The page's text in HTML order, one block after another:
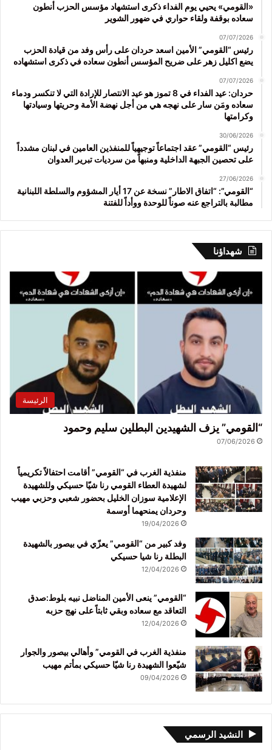
«القومي» يحيي يوم الفداء ذكرى استشهاد مؤسس الحزب أنطون
سعاده بوقفة ولقاء حواري في ضهور الشوير
07/07/2026
رئيس “القومي” الأمين اسعد حردان على رأس وفد من قيادة الحزب
يضع اكليل زهر على ضريح المؤسس أنطون سعاده في ذكرى استشهاده
07/07/2026
حردان: عيد الفداء في 8 تموز هو عيد الانتصار للإرادة التي لا تنكسر ودماء
سعاده ومَن سار على نهجه هي من أجل نهضة الأمة وحريتها وسيادتها
وكرامتها
30/06/2026
رئيس “القومي” عقد اجتماعاً توجيهياً للمنفذين العامين في لبنان مشدداً
على تحصين الجبهة الداخلية ومنبهاً من سرديات تبرير العدوان
27/06/2026
“القومي”: “اتفاق الاطار” نسخة عن 17 أيار المشؤوم والسلطة اللبنانية
مطالبة بالتراجع عنه صوناً للوحدة ووأداً للفتنة
شهداؤنا
الرئيسة
“القومي” يزف الشهيدين البطلين سليم وحمود
07/06/2026
منفذية الغرب في “القومي” أقامت احتفالاً تكريمياً
لشهيدة العطاء القومي رنا شيّا حسيكي وللشهيدة
الإعلامية سوزان الخليل بحضور شعبي وحزبي مهيب
وحردان يمنحهما أوسمة
19/04/2026
وفد كبير من “القومي” يعزّي في بيصور بالشهيدة
البطلة رنا شيا حسيكي
12/04/2026
“القومي” ينعى الأمين المناضل نبيه بلوط:صدق
التعاقد مع سعاده وبقي ثابتاً على نهج حزبه
12/04/2026
منفذية الغرب في القومي” وأهالي بيصور والجوار
شيّعوا الشهيدة رنا شيّا حسيكي بمأتم مهيب
09/04/2026
النشيد الرسمي